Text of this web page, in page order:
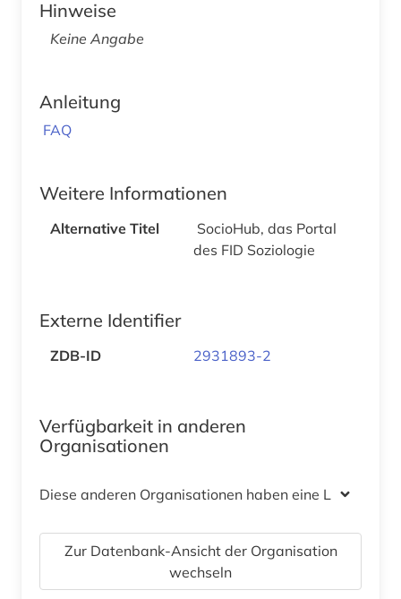
Hinweise
Keine Angabe
Anleitung
FAQ
Weitere Informationen
Alternative Titel
SocioHub, das Portal
des FID Soziologie
Externe Identifier
ZDB-ID 2931893-2
Verfügbarkeit in anderen
Organisationen
Diese anderen Organisationen haben eine Lizenz
Zur Datenbank-Ansicht der Organisation
wechseln